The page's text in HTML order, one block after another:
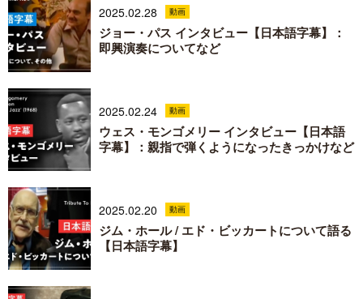
2025.02.28 動画
ジョー・パス インタビュー【日本語字幕】：
即興演奏についてなど
2025.02.24 動画
ウェス・モンゴメリー インタビュー【日本語
字幕】：親指で弾くようになったきっかけなど
2025.02.20 動画
ジム・ホール / エド・ビッカートについて語る
【日本語字幕】